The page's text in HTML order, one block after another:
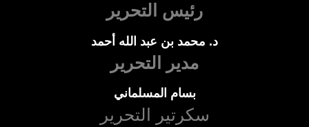
رئيس التحرير
د. محمد بن عبد الله أحمد
مدير التحرير
بسام المسلماني
سكرتير التحرير